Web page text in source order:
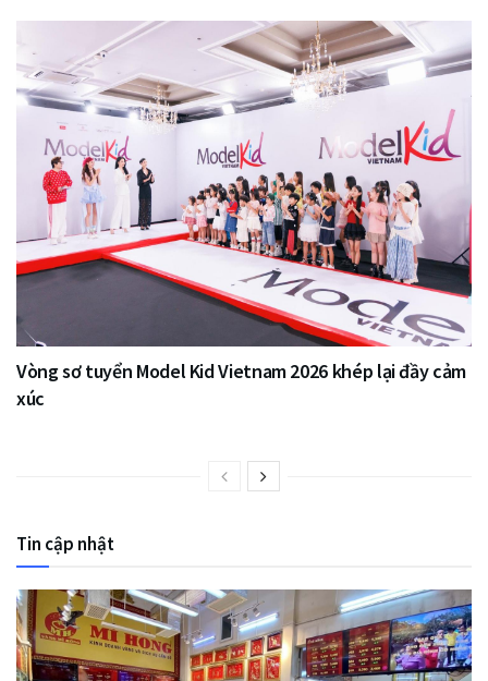
Vòng sơ tuyển Model Kid Vietnam 2026 khép lại đầy cảm
xúc
Tin cập nhật